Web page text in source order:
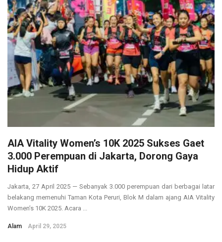
AIA Vitality Women’s 10K 2025 Sukses Gaet
3.000 Perempuan di Jakarta, Dorong Gaya
Hidup Aktif
Jakarta, 27 April 2025 — Sebanyak 3.000 perempuan dari berbagai latar
belakang memenuhi Taman Kota Peruri, Blok M dalam ajang AIA Vitality
Women’s 10K 2025. Acara ...
Alam April 29, 2025